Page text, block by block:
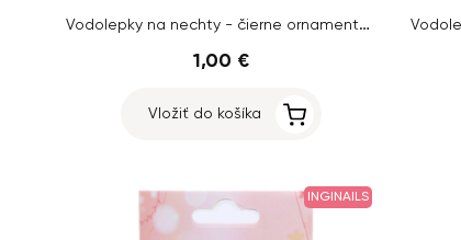
Vodolepky na nechty - čierne ornamenty rastlín
1,00 €
Vložiť do košíka
INGINAILS